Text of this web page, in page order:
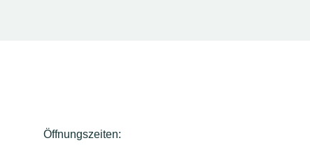
Öffnungszeiten: